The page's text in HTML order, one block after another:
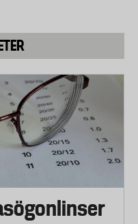
bättre i
Fungerar bättre i
Man måste
kontakt med marken.